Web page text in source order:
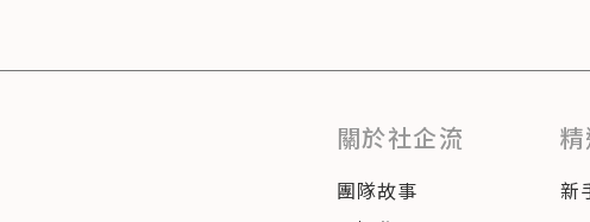
關於社企流
團隊故事
新